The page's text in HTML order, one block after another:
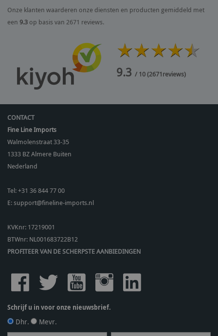
Onze klanten waarderen onze diensten en producten gemiddeld met
een 9.3 op basis van 2671 reviews.
9.3 / 10(2671reviews)
CONTACT
Fine Line Imports
Walmolenstraat 33-35
1333 BZAlmere Buiten
Nederland
Tel:+31 36 844 77 00
E:support@fineline-imports.nl
KVKnr: 17219001
BTWnr: NL001683722B12
PROFITEER VAN DE SCHERPSTE AANBIEDINGEN
Schrijf u in voor onze nieuwsbrief.
Dhr. Mevr.